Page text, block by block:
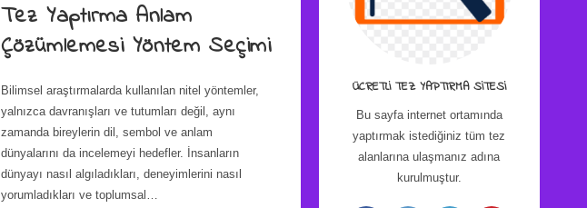
Tez Yaptırma Anlam
Çözümlemesi Yöntem Seçimi
Bilimsel araştırmalarda kullanılan nitel yöntemler,
yalnızca davranışları ve tutumları değil, aynı
zamanda bireylerin dil, sembol ve anlam
dünyalarını da incelemeyi hedefler. İnsanların
dünyayı nasıl algıladıkları, deneyimlerini nasıl
yorumladıkları ve toplumsal…
ÜCRETLI TEZ YAPTIRMA SITESI
Bu sayfa internet ortamında
yaptırmak istediğiniz tüm tez
alanlarına ulaşmanız adına
kurulmuştur.